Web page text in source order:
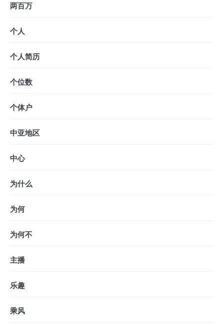
两百万
个人
个人简历
个位数
个体户
中亚地区
中心
为什么
为何
为何不
主播
乐趣
乘风